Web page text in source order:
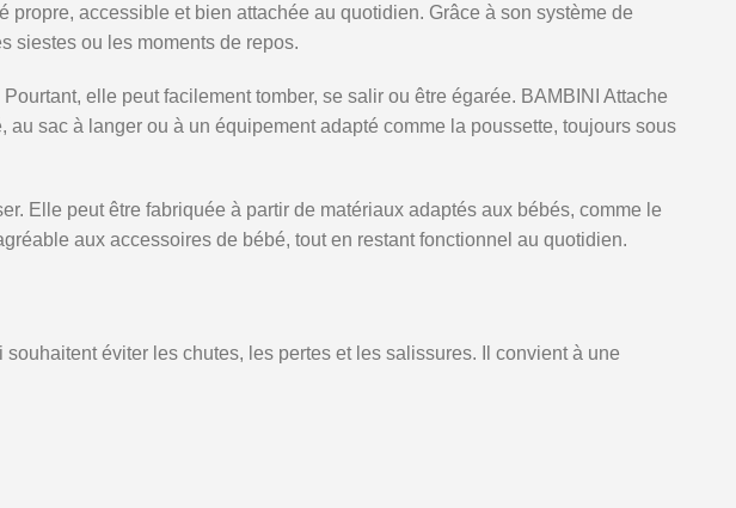
accessible et bien attachée au quotidien. Grâce à son système de
siestes ou les moments de repos.
elle peut facilement tomber, se salir ou être égarée. BAMBINI Attache
sac à langer ou à un équipement adapté comme la poussette, toujours sous
Elle peut être fabriquée à partir de matériaux adaptés aux bébés, comme le
aux accessoires de bébé, tout en restant fonctionnel au quotidien.
éviter les chutes, les pertes et les salissures. Il convient à une